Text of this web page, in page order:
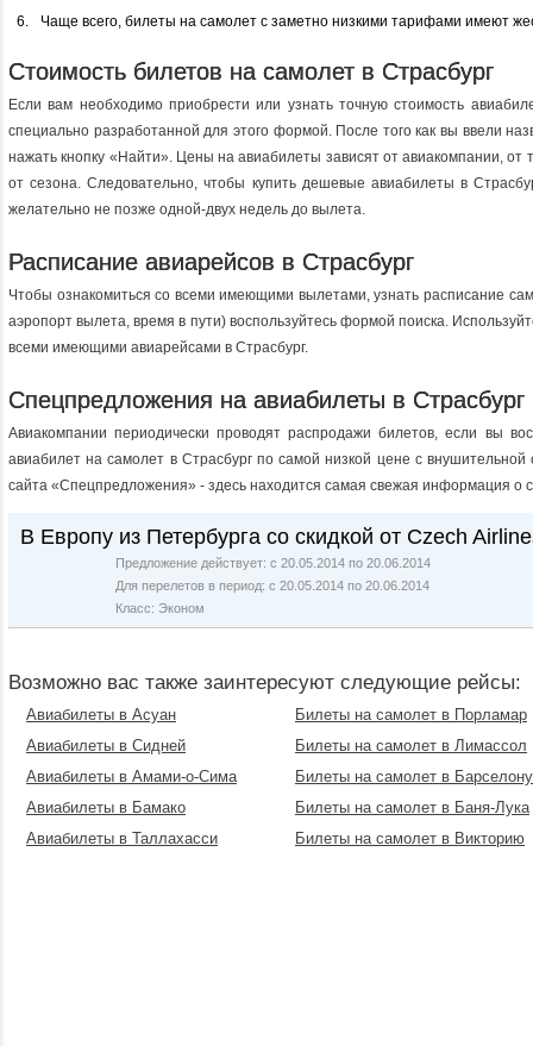
Чаще всего, билеты на самолет с заметно низкими тарифами имеют
Стоимость билетов на самолет в Страсбург
Если вам необходимо приобрести или узнать точную стоимость
специально разработанной для этого формой. После того как вы ввели
нажать кнопку «Найти». Цены на авиабилеты зависят от авиакомпании,
от сезона. Следовательно, чтобы купить дешевые авиабилеты в
желательно не позже одной-двух недель до вылета.
Расписание авиарейсов в Страсбург
Чтобы ознакомиться со всеми имеющими вылетами, узнать расписание
аэропорт вылета, время в пути) воспользуйтесь формой поиска.
всеми имеющими авиарейсами в Страсбург.
Спецпредложения на авиабилеты в Страсбург
Авиакомпании периодически проводят распродажи билетов, если вы
авиабилет на самолет в Страсбург по самой низкой цене с
сайта «Спецпредложения» - здесь находится самая свежая информация о
В Европу из Петербурга со скидкой от Czech
Предложение действует: с 20.05.2014 по 20.06.2014
Для перелетов в период: с 20.05.2014 по 20.06.2014
Класс: Эконом
Возможно вас также заинтересуют следующие рейсы:
Авиабилеты в Асуан
Авиабилеты в Сидней
Авиабилеты в Амами-о-Сима
Авиабилеты в Бамако
Авиабилеты в Таллахасси
Билеты на самолет в Порламар
Билеты на самолет в Лимассол
Билеты на самолет в Барселону
Билеты на самолет в Баня-Лука
Билеты на самолет в Викторию